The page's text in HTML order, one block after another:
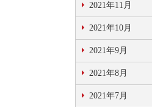
2021年11月
2021年10月
2021年9月
2021年8月
2021年7月